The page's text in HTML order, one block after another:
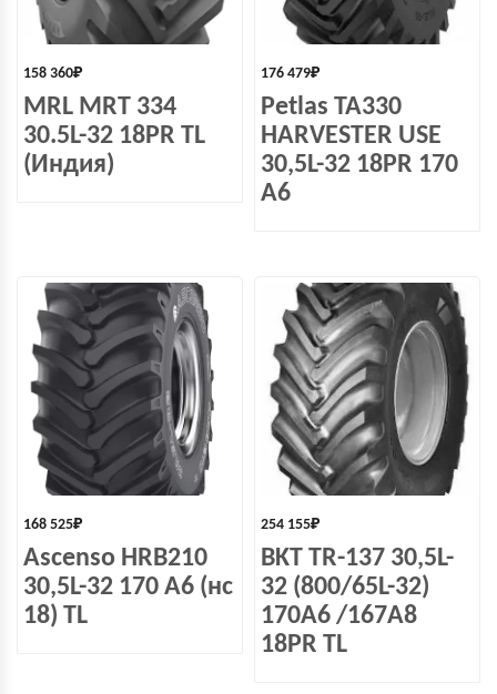
158 360₽
MRL MRT 334
30.5L-32 18PR TL
(Индия)
176 479₽
Petlas TA330
HARVESTER USE
30,5L-32 18PR 170
A6
168 525₽
Ascenso HRB210
30,5L-32 170 A6 (нс
18) TL
254 155₽
BKT TR-137 30,5L-
32 (800/65L-32)
170A6 /167A8
18PR TL